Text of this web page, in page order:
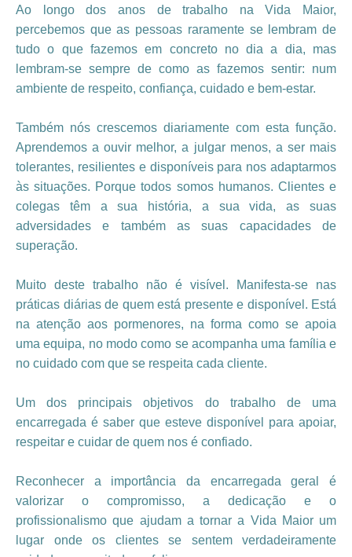
Ao longo dos anos de trabalho na Vida Maior,
percebemos que as pessoas raramente se lembram de
tudo o que fazemos em concreto no dia a dia, mas
lembram-se sempre de como as fazemos sentir: num
ambiente de respeito, confiança, cuidado e bem-estar.
Também nós crescemos diariamente com esta função.
Aprendemos a ouvir melhor, a julgar menos, a ser mais
tolerantes, resilientes e disponíveis para nos adaptarmos
às situações. Porque todos somos humanos. Clientes e
colegas têm a sua história, a sua vida, as suas
adversidades e também as suas capacidades de
superação.
Muito deste trabalho não é visível. Manifesta-se nas
práticas diárias de quem está presente e disponível. Está
na atenção aos pormenores, na forma como se apoia
uma equipa, no modo como se acompanha uma família e
no cuidado com que se respeita cada cliente.
Um dos principais objetivos do trabalho de uma
encarregada é saber que esteve disponível para apoiar,
respeitar e cuidar de quem nos é confiado.
Reconhecer a importância da encarregada geral é
valorizar o compromisso, a dedicação e o
profissionalismo que ajudam a tornar a Vida Maior um
lugar onde os clientes se sentem verdadeiramente